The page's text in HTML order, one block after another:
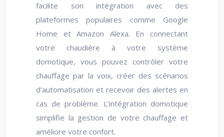
facilite son intégration avec des
plateformes populaires comme Google
Home et Amazon Alexa. En connectant
votre chaudière à votre système
domotique, vous pouvez contrôler votre
chauffage par la voix, créer des scénarios
d’automatisation et recevoir des alertes en
cas de problème. L’intégration domotique
simplifie la gestion de votre chauffage et
améliore votre confort.